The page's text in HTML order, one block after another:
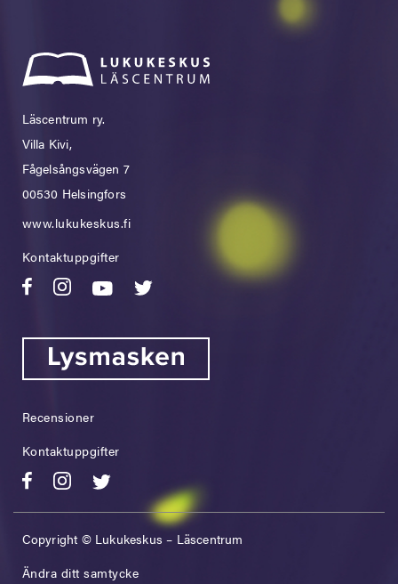
Läscentrum ry.
Villa Kivi,
Fågelsångsvägen 7
00530 Helsingfors
www.lukukeskus.fi
Kontaktuppgifter
Recensioner
Kontaktuppgifter
Copyright © Lukukeskus – Läscentrum
Ändra ditt samtycke